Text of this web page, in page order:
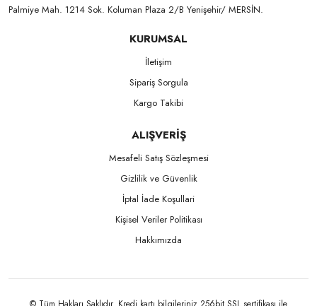
Palmiye Mah. 1214 Sok. Koluman Plaza 2/B Yenişehir/ MERSİN.ㅤㅤㅤㅤㅤㅤㅤㅤㅤㅤㅤㅤㅤㅤㅤㅤㅤㅤㅤㅤㅤㅤㅤㅤㅤㅤㅤㅤㅤㅤㅤㅤㅤㅤㅤ ㅤㅤㅤㅤㅤㅤㅤㅤㅤㅤ
KURUMSAL
İletişim
Sipariş Sorgula
Kargo Takibi
ALIŞVERİŞ
Mesafeli Satış Sözleşmesi
Gizlilik ve Güvenlik
İptal İade Koşullari
Kişisel Veriler Politikası
Hakkımızda